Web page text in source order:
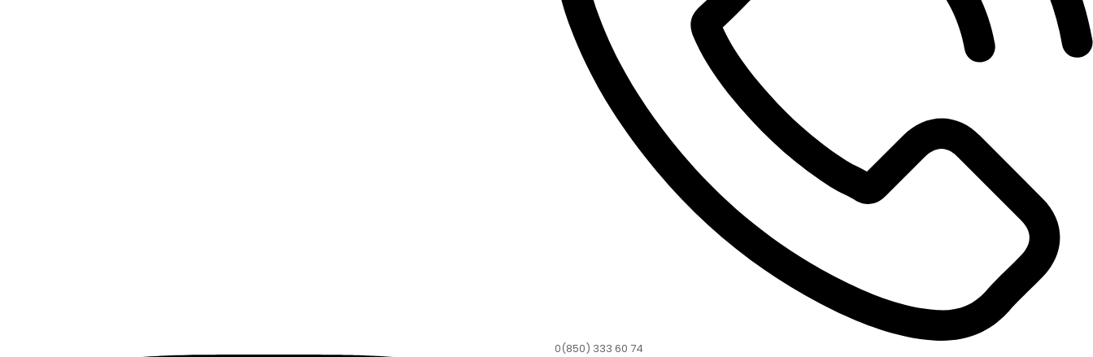
0(850) 333 60 74